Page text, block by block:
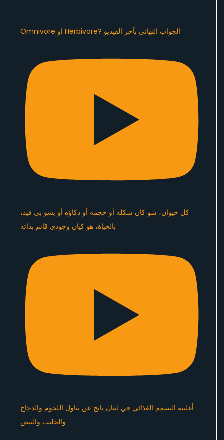
Omnivore او Herbivore? الجواب النهائي بآخر الفيديو
كل حيوان، شو كان شكله أو حجمه أو ذكاؤه أو بشو بي فيد،
بالحياة، هو كيان وجودي قائم بذاته
أغلبية التسمم الغذائي في لبنان ناتج عن تناول اللحوم والدجاج
والحليب والبيض